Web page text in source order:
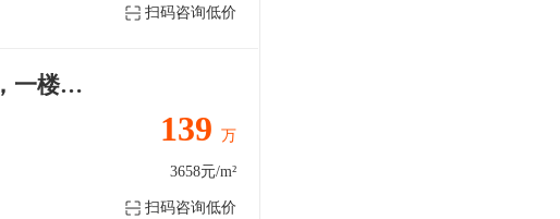
扫码咨询低价
急售叠拼三跃四跃五，采光好有阳光房，两免费停车位，一楼入户独门独户
139 万
3658元/m²
扫码咨询低价